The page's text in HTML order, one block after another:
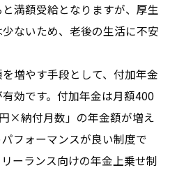
満額受給となりますが、厚生
ないため、老後の生活に不安
増やす手段として、付加年金
効です。付加年金は月額400
×納付月数」の年金額が増え
フォーマンスが良い制度で
ーランス向けの年金上乗せ制